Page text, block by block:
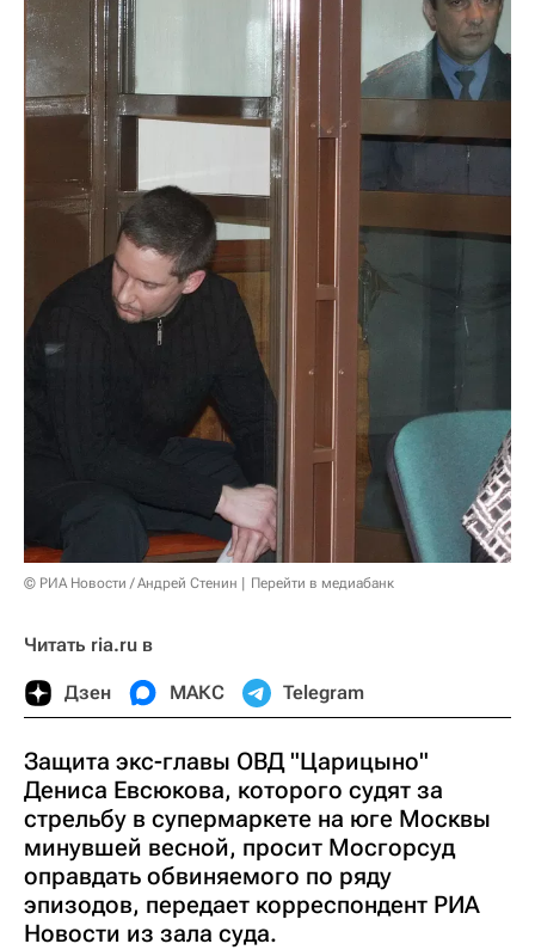
© РИА Новости / Андрей Стенин Перейти в медиабанк
Читать ria.ru в
Дзен МАКС Telegram
Защита экс-главы ОВД "Царицыно"
Дениса Евсюкова, которого судят за
стрельбу в супермаркете на юге Москвы
минувшей весной, просит Мосгорсуд
оправдать обвиняемого по ряду
эпизодов, передает корреспондент РИА
Новости из зала суда.